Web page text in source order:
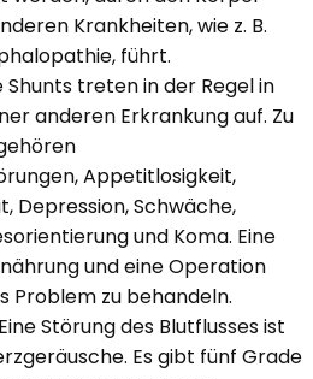
Krankheiten, wie z. B.
führt.
treten in der Regel in
anderen Erkrankung auf. Zu
Appetitlosigkeit,
Depression, Schwäche,
und Koma. Eine
und eine Operation
Problem zu behandeln.
Eine Störung des Blutflusses ist
Es gibt fünf Grade